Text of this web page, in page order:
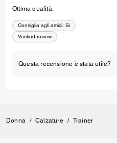
Ottima qualità.
Consiglia agli amici: Si
Verified review
Questa recensione è stata utile?
Donna / Calzature / Trainer